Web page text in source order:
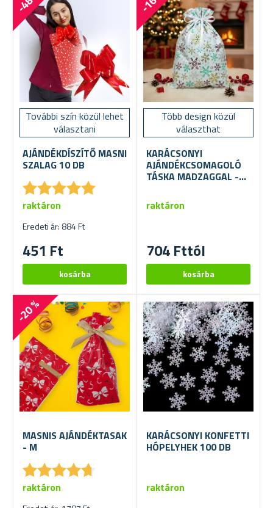
További szín közül lehet
választani
AJÁNDÉKDÍSZÍTŐ MASNI
SZALAG 10 DB
★★★★★
★★★★★
Eredeti ár: 884 Ft
451 Ft
raktáron
Több design közül
választhat
KARÁCSONYI
AJÁNDÉKCSOMAGOLÓ
TÁSKA MADZAGGAL -
704 Fttól
raktáron
-20 %
MASNIS AJÁNDÉKTASAK
- M
★★★★★
★★★★★
raktáron
KARÁCSONYI KONFETTI
HÓPELYHEK 100 DB
raktáron